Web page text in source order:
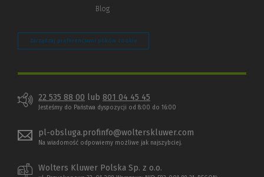
Blog
Zarządzaj preferencjami plików cookie
22 535 88 00 lub 801 04 45 45
Jesteśmy do Państwa dyspozycji od 8:00 do 16:00
pl-obsluga.profinfo@wolterskluwer.com
Na wiadomość odpowiemy możliwe jak najszybciej.
Wolters Kluwer Polska Sp. z o.o.